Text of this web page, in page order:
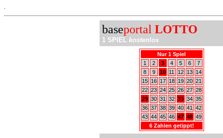
baseportal LOTTO
1 SPIEL kostenlos
Nur 1 Spiel
1
2 3 4 5 6
7
8
9 10 11 12 13
14
15
16 17 18 19 20 21
22 23 24 25 26 27 28
29 30 31 32 33 34 35
36 37 38 39 40 41
42
43 44 45 46 47 48 49
6 Zahlen getippt!